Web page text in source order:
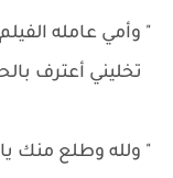
" وأمي عامله
تخليني أعترف
" ولله وطلع منك